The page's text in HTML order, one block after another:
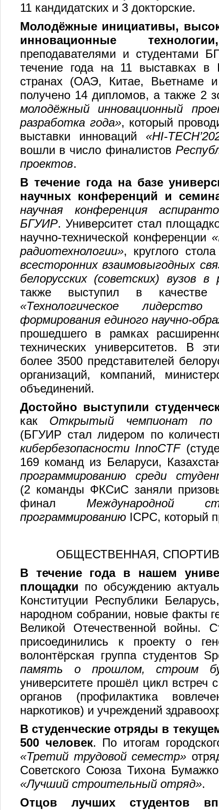
11 кандидатских и 3 докторские.
Молодёжные инициативы,
инновационные технологии,
преподавателями и студентами
течение года на 11 выставках
странах (ОАЭ, Китае, Вьетнаме
получено 14 дипломов, а также 2
молодёжный инновационный
разработка года», который
выставки инноваций «HI-
вошли в число финалистов
проектов.
В течение года на базе
научных конференций и
научная конференция
БГУИР. Университет стал
научно-технической конференции
радиотехнологии», круглого
всесторонних взаимовыгодных
белорусских (советских) вузов
также выступил в качестве
«Технологическое
формирования единого научно-
прошедшего в рамках
технических университетов. В
более 3500 представителей
организаций, компаний,
объединений.
Достойно выступили
как Открытый чемпионат по
(БГУИР стал лидером по
кибербезопасности InnoCTF
169 команд из Беларуси,
программированию среди
(2 команды ФКСиС заняли
финал Международной
программированию ICPC, который
ОБЩЕСТВЕННАЯ,
В течение года в нашем
площадки по обсуждению
Конституции Республики
народном собрании, новые факты
Великой Отечественной
присоединились к проекту о
волонтёрская группа студентов
память о прошлом, строим
университете прошёл цикл встреч
органов (профилактика
наркотиков) и учреждений
В студенческие отряды в
500 человек. По итогам
«Третий трудовой семестр»
Советского Союза Тихона
«Лучший строительный отряд».
Отцов лучших студентов